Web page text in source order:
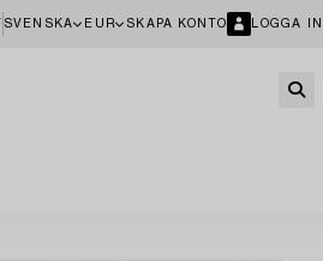
SVENSKA EUR SKAPA KONTO LOGGA IN